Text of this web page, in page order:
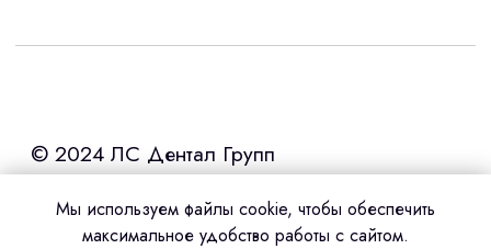
Мы используем файлы cookie, чтобы обеспечить
максимальное удобство работы с сайтом.